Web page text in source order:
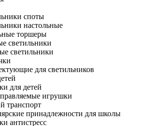
споты
настольные
торшеры
светильники
светильники
для светильников
для детей
игрушки
транспорт
принадлежности для школы
антистресс